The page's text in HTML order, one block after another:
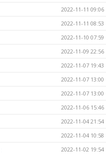
2022-11-11 09:06
2022-11-11 08:53
2022-11-10 07:59
2022-11-09 22:56
2022-11-07 19:43
2022-11-07 13:00
2022-11-07 13:00
2022-11-06 15:46
2022-11-04 21:54
2022-11-04 10:58
2022-11-02 19:54